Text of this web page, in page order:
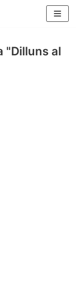
"Dilluns al